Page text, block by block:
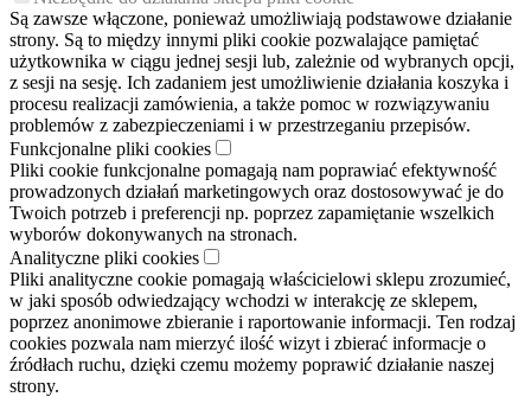
Są zawsze włączone, ponieważ umożliwiają podstawowe działanie
strony. Są to między innymi pliki cookie pozwalające pamiętać
użytkownika w ciągu jednej sesji lub, zależnie od wybranych opcji,
z sesji na sesję. Ich zadaniem jest umożliwienie działania koszyka i
procesu realizacji zamówienia, a także pomoc w rozwiązywaniu
problemów z zabezpieczeniami i w przestrzeganiu przepisów.
Funkcjonalne pliki cookies
Pliki cookie funkcjonalne pomagają nam poprawiać efektywność
prowadzonych działań marketingowych oraz dostosowywać je do
Twoich potrzeb i preferencji np. poprzez zapamiętanie wszelkich
wyborów dokonywanych na stronach.
Analityczne pliki cookies
Pliki analityczne cookie pomagają właścicielowi sklepu zrozumieć,
w jaki sposób odwiedzający wchodzi w interakcję ze sklepem,
poprzez anonimowe zbieranie i raportowanie informacji. Ten rodzaj
cookies pozwala nam mierzyć ilość wizyt i zbierać informacje o
źródłach ruchu, dzięki czemu możemy poprawić działanie naszej
strony.